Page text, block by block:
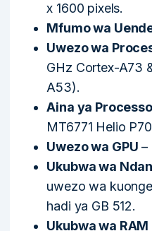
x 1600 pixels.
Mfumo wa
Uwezo wa
GHz Cortex-A73
A53).
Aina ya
MT6771 Helio
Uwezo wa GPU –
Ukubwa wa
uwezo wa
hadi ya GB 512.
Ukubwa wa RAM